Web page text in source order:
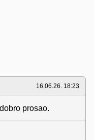
16.06.26. 18:23
prosao.